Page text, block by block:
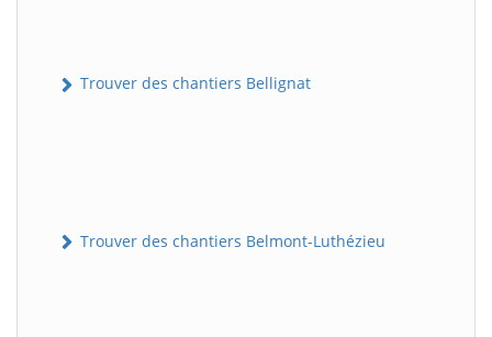
Trouver des chantiers Bellignat
Trouver des chantiers Belmont-Luthézieu